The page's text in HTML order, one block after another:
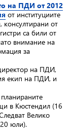
на ПДИ от 2012
от институциите
консултирани от
са били от
внимание на
за
на ПДИ,
екип на ПДИ, и
в Кюстендил (16
Велико
юли).